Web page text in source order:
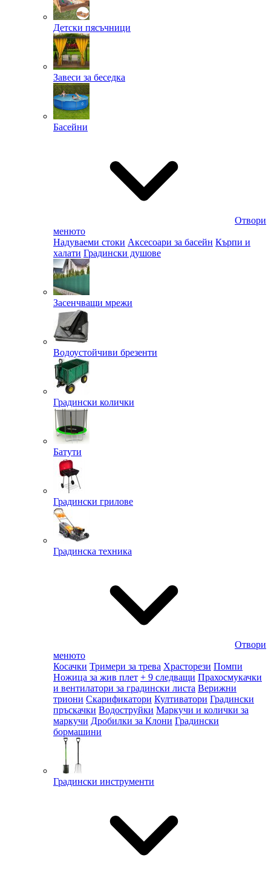
Детски пясъчници
Завеси за беседка
Басейни
Отвори
менюто
Надуваеми стоки Аксесоари за басейн Кърпи и
халати Градински душове
Засенчващи мрежи
Водоустойчиви брезенти
Градински колички
Батути
Градински грилове
Градинска техника
Отвори
менюто
Косачки Тримери за трева Храсторези Помпи
Ножица за жив плет + 9 следващи Прахосмукачки
и вентилатори за градински листа Верижни
триони Скарификатори Култиватори Градински
пръскачки Водоструйки Маркучи и колички за
маркучи Дробилки за Клони Градински
бормашини
Градински инструменти